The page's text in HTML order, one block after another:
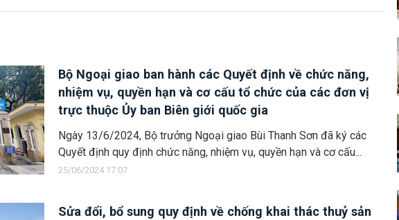
Bộ Ngoại giao ban hành các Quyết định về chức năng,
nhiệm vụ, quyền hạn và cơ cấu tổ chức của các đơn vị
trực thuộc Ủy ban Biên giới quốc gia
Ngày 13/6/2024, Bộ trưởng Ngoại giao Bùi Thanh Sơn đã ký các
Quyết định quy định chức năng, nhiệm vụ, quyền hạn và cơ cấu...
25/06/2024 17:07
Sửa đổi, bổ sung quy định về chống khai thác thuỷ sản